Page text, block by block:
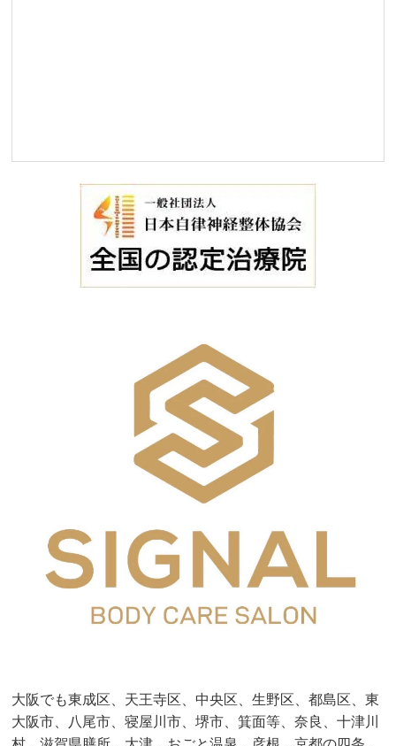
大阪でも東成区、天王寺区、中央区、生野区、都島区、東
大阪市、八尾市、寝屋川市、堺市、箕面等、奈良、十津川